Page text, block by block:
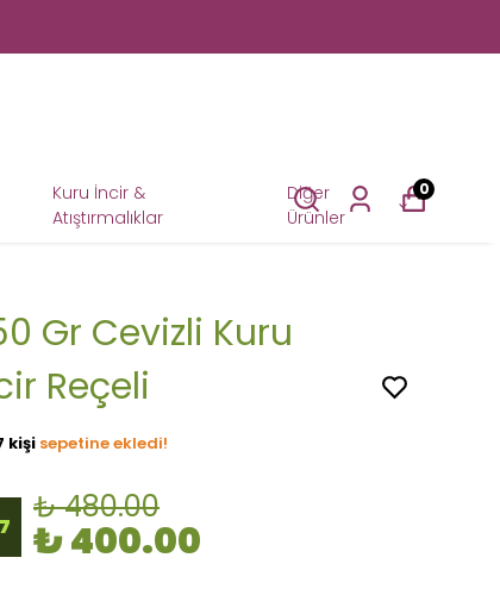
Kuru İncir &
Atıştırmalıklar
Diğer
Ürünler
0
Gr Cevizli Kuru
Reçeli
an29 kişiinceliyor!
498 kişi
kişi sepetine ekledi!
teslimatyapılıyor!
₺ 480.00
₺ 400.00